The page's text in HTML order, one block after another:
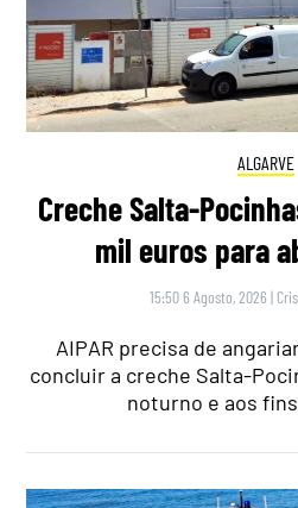
ALGARVE
Creche Salta-
mil euros para
15:50 6 Agosto, 2026 |
AIPAR precisa de
concluir a creche Salta-
noturno e aos